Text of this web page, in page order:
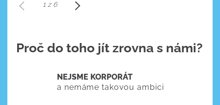
1 z 6
Proč do toho jít zrovna s námi?
NEJSME KORPORÁT
a nemáme takovou ambici